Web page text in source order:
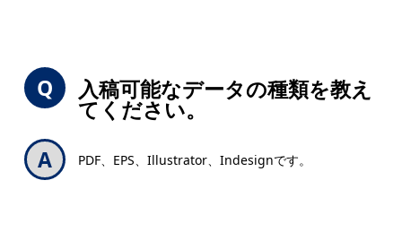
入稿可能なデータの種類を教え
てください。
PDF、EPS、Illustrator、Indesignです。